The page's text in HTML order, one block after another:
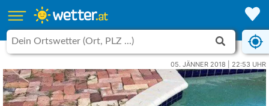
05. JÄNNER 2018 | 22:53 UHR